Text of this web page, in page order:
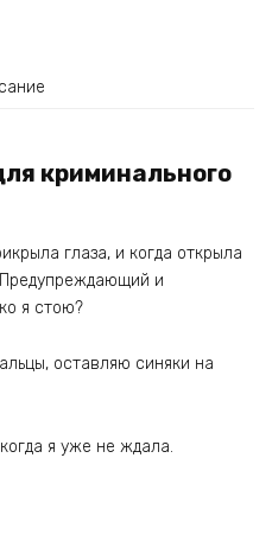
криминального
глаза, и когда открыла
Предупреждающий и
я стою?
оставляю синяки на
я уже не ждала.